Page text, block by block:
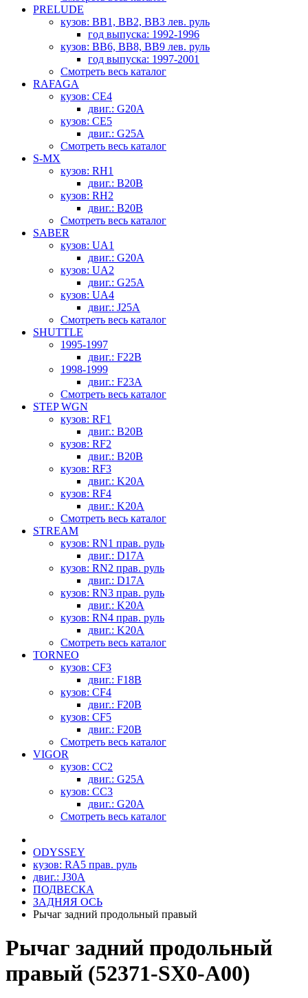
PRELUDE
кузов: BB1, BB2, BB3 лев. руль
год выпуска: 1992-1996
кузов: BB6, BB8, BB9 лев. руль
год выпуска: 1997-2001
Смотреть весь каталог
RAFAGA
кузов: CE4
двиг.: G20A
кузов: CE5
двиг.: G25A
Смотреть весь каталог
S-MX
кузов: RH1
двиг.: B20B
кузов: RH2
двиг.: B20B
Смотреть весь каталог
SABER
кузов: UA1
двиг.: G20A
кузов: UA2
двиг.: G25A
кузов: UA4
двиг.: J25A
Смотреть весь каталог
SHUTTLE
1995-1997
двиг.: F22B
1998-1999
двиг.: F23A
Смотреть весь каталог
STEP WGN
кузов: RF1
двиг.: B20B
кузов: RF2
двиг.: B20B
кузов: RF3
двиг.: K20A
кузов: RF4
двиг.: K20A
Смотреть весь каталог
STREAM
кузов: RN1 прав. руль
двиг.: D17A
кузов: RN2 прав. руль
двиг.: D17A
кузов: RN3 прав. руль
двиг.: K20A
кузов: RN4 прав. руль
двиг.: K20A
Смотреть весь каталог
TORNEO
кузов: CF3
двиг.: F18B
кузов: CF4
двиг.: F20B
кузов: CF5
двиг.: F20B
Смотреть весь каталог
VIGOR
кузов: CC2
двиг.: G25A
кузов: CC3
двиг.: G20A
Смотреть весь каталог
ODYSSEY
кузов: RA5 прав. руль
двиг.: J30A
ПОДВЕСКА
ЗАДНЯЯ ОСЬ
Рычаг задний продольный правый
Рычаг задний продольный
правый (52371-SX0-A00)